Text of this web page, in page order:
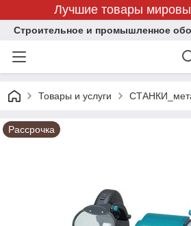
Лучшие товары
Строительное и промышленное
Товары и услуги
Рассрочка